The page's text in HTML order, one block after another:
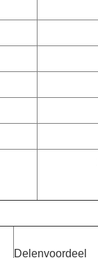
Delenvoordeel